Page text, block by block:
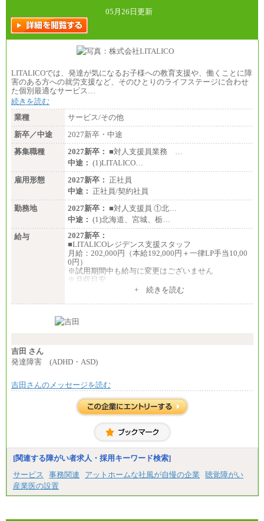
05月26日更新
LITALICOでは、発達が気になるお子様への教育支援や、働くことに障
害のある方への就労支援など、そのひとりのライフステージに合わせ
た個別最適なサービス…
続きを読む
業種
サービス/その他
新卒／中途
2027新卒・中途
募集職種
2027新卒： ■対人支援員業務 …
中途： (1)LITALICO…
雇用形態
2027新卒： 正社員
中途： 正社員/契約社員
勤務地
2027新卒： ■対人支援員 ①北…
中途： (1)北海道、宮城、栃…
給与
2027新卒：
■LITALICOレジデンス支援スタッフ
月給：202,000円（本給192,000円＋一律LP手当10,00
0円）
※試用期間中も給与に変更はございません
※月収目安
夜勤回数により変動
条件あり）
■その他職種共通
月給：25万3,400円～
※20時間を超過した場合は別途支給
中途：
(1)(2)月給：25万3400円～28万5900円
※20時間を超過した場合は別途支給
※試用期間中も給与に変更はございません
+ 続きを読む
吉田 さん
発達障害 (ADHD・ASD)
吉田さんのメッセージを読む
[関連する障がい者求人・採用キーワード検索]
サービス
事務関連 アットホームな社風が自慢の企業
聴覚障がい
産業医の設置